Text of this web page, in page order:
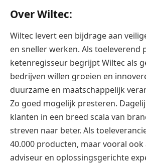
Over Wiltec:
Wiltec levert een bijdrage aan
en sneller werken. Als toeleverend
ketenregisseur begrijpt Wiltec als
bedrijven willen groeien en
duurzame en maatschappelijk
Zo goed mogelijk presteren.
klanten in een breed scala van
streven naar beter. Als
40.000 producten, maar vooral
adviseur en oplossingsgerichte